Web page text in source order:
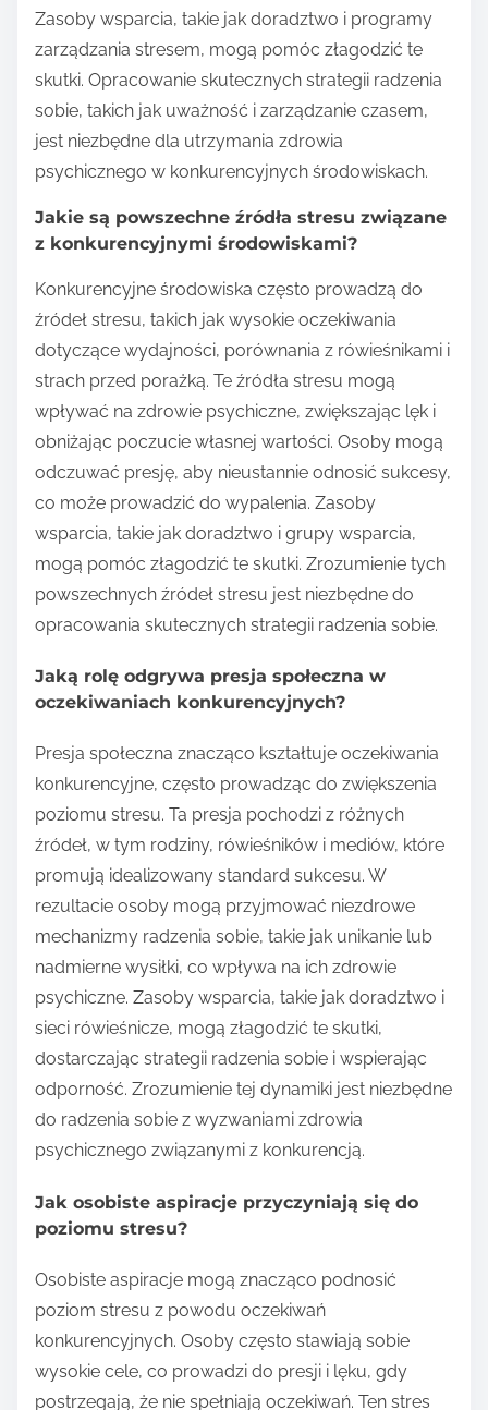
Zasoby wsparcia, takie jak doradztwo i programy
zarządzania stresem, mogą pomóc złagodzić te
skutki. Opracowanie skutecznych strategii radzenia
sobie, takich jak uważność i zarządzanie czasem,
jest niezbędne dla utrzymania zdrowia
psychicznego w konkurencyjnych środowiskach.
Jakie są powszechne źródła stresu związane
z konkurencyjnymi środowiskami?
Konkurencyjne środowiska często prowadzą do
źródeł stresu, takich jak wysokie oczekiwania
dotyczące wydajności, porównania z rówieśnikami i
strach przed porażką. Te źródła stresu mogą
wpływać na zdrowie psychiczne, zwiększając lęk i
obniżając poczucie własnej wartości. Osoby mogą
odczuwać presję, aby nieustannie odnosić sukcesy,
co może prowadzić do wypalenia. Zasoby
wsparcia, takie jak doradztwo i grupy wsparcia,
mogą pomóc złagodzić te skutki. Zrozumienie tych
powszechnych źródeł stresu jest niezbędne do
opracowania skutecznych strategii radzenia sobie.
Jaką rolę odgrywa presja społeczna w
oczekiwaniach konkurencyjnych?
Presja społeczna znacząco kształtuje oczekiwania
konkurencyjne, często prowadząc do zwiększenia
poziomu stresu. Ta presja pochodzi z różnych
źródeł, w tym rodziny, rówieśników i mediów, które
promują idealizowany standard sukcesu. W
rezultacie osoby mogą przyjmować niezdrowe
mechanizmy radzenia sobie, takie jak unikanie lub
nadmierne wysiłki, co wpływa na ich zdrowie
psychiczne. Zasoby wsparcia, takie jak doradztwo i
sieci rówieśnicze, mogą złagodzić te skutki,
dostarczając strategii radzenia sobie i wspierając
odporność. Zrozumienie tej dynamiki jest niezbędne
do radzenia sobie z wyzwaniami zdrowia
psychicznego związanymi z konkurencją.
Jak osobiste aspiracje przyczyniają się do
poziomu stresu?
Osobiste aspiracje mogą znacząco podnosić
poziom stresu z powodu oczekiwań
konkurencyjnych. Osoby często stawiają sobie
wysokie cele, co prowadzi do presji i lęku, gdy
postrzegają, że nie spełniają oczekiwań. Ten stres